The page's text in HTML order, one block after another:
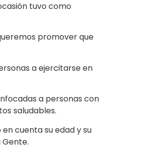
tuvo como
promover que
a ejercitarse en
a personas con
saludables.
cuenta su edad y su
Gente.